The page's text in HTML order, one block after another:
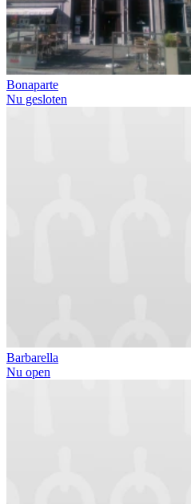
Bonaparte
Nu gesloten
Barbarella
Nu open